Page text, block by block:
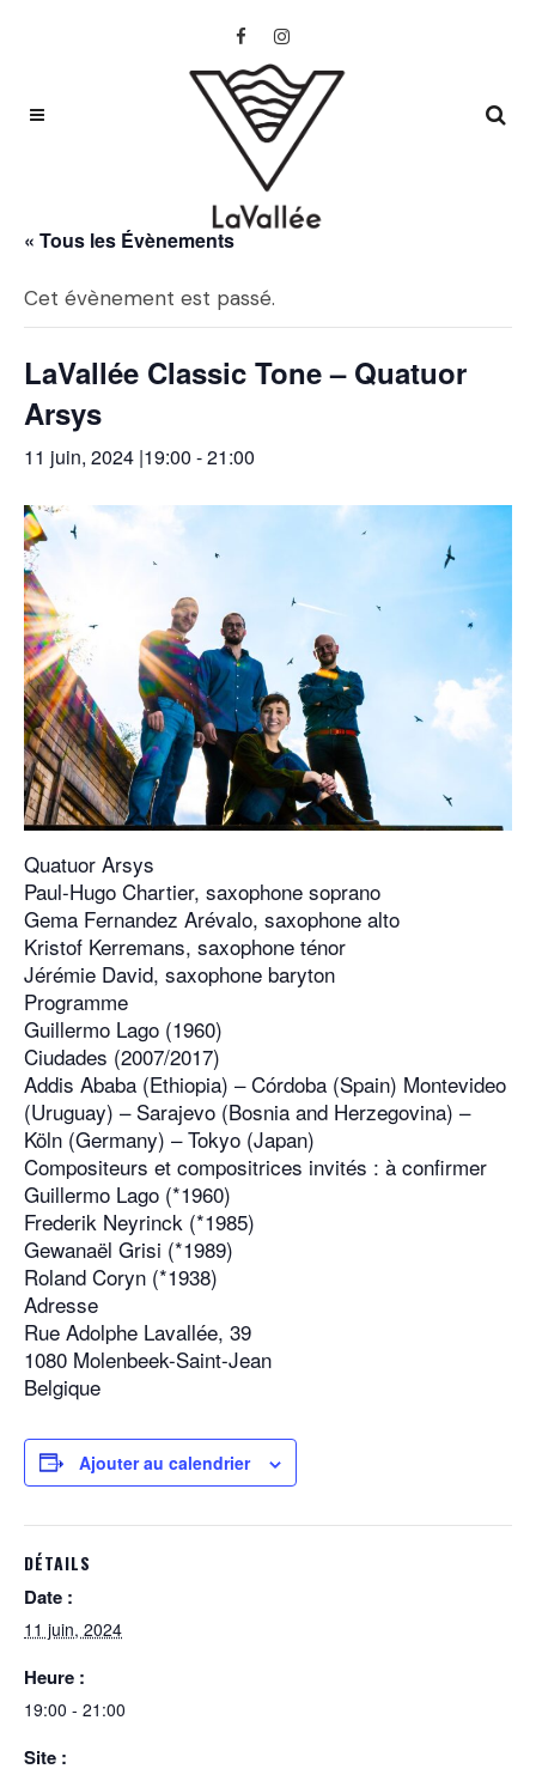
« Tous les Évènements
Cet évènement est passé.
LaVallée Classic Tone – Quatuor
Arsys
11 juin, 2024 |19:00 -21:00
Quatuor Arsys
Paul-Hugo Chartier, saxophone soprano
Gema Fernandez Arévalo, saxophone alto
Kristof Kerremans, saxophone ténor
Jérémie David, saxophone baryton
Programme
Guillermo Lago (1960)
Ciudades (2007/2017)
Addis Ababa (Ethiopia) – Córdoba (Spain) Montevideo
(Uruguay) – Sarajevo (Bosnia and Herzegovina) –
Köln (Germany) – Tokyo (Japan)
Compositeurs et compositrices invités : à confirmer
Guillermo Lago (*1960)
Frederik Neyrinck (*1985)
Gewanaël Grisi (*1989)
Roland Coryn (*1938)
Adresse
Rue Adolphe Lavallée, 39
1080 Molenbeek-Saint-Jean
Belgique
Ajouter au calendrier
DÉTAILS
Date :
11 juin, 2024
Heure :
19:00 - 21:00
Site :